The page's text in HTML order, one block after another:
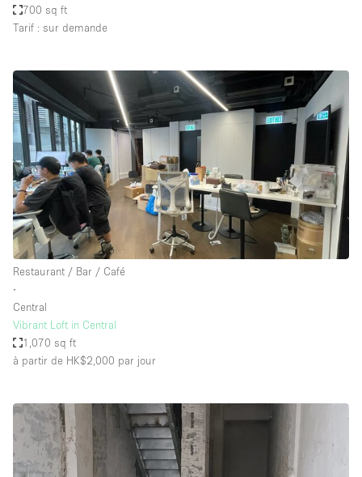
700 sq ft
Tarif : sur demande
Restaurant / Bar / Café
∙
Central
Vibrant Loft in Central
1,070 sq ft
à partir de HK$2,000 par jour